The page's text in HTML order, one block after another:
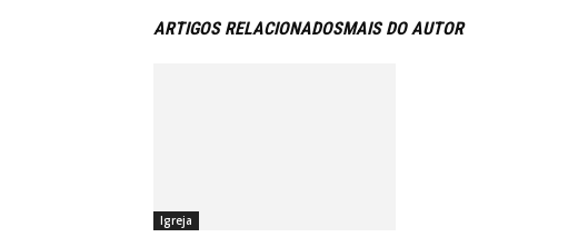
ARTIGOS RELACIONADOSMAIS DO AUTOR
Igreja